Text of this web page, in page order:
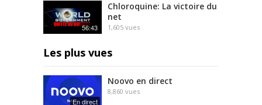
56:43
Chloroquine: La victoire du
net
1,605 vues
Les plus vues
En direct
Noovo en direct
8,860 vues